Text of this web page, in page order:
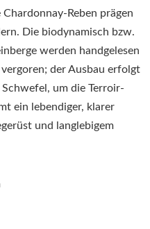
Reben prägen
Die biodynamisch bzw.
werden handgelesen
der Ausbau erfolgt
um die Terroir-
ein lebendiger, klarer
und langlebigem